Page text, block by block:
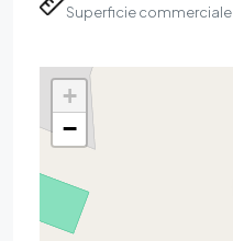
Superficie commerciale
+
−